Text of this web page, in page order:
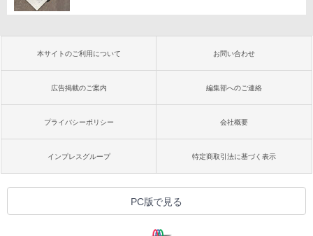
本サイトのご利用について お問い合わせ
広告掲載のご案内 編集部へのご連絡
プライバシーポリシー 会社概要
インプレスグループ 特定商取引法に基づく表示
PC版で見る